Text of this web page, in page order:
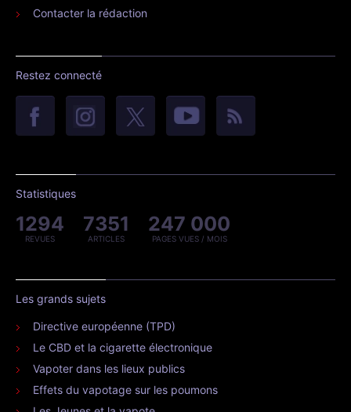
Contacter la rédaction
Restez connecté
Statistiques
1294
REVUES
7351
ARTICLES
247 000
PAGES VUES / MOIS
Les grands sujets
Directive européenne (TPD)
Le CBD et la cigarette électronique
Vapoter dans les lieux publics
Effets du vapotage sur les poumons